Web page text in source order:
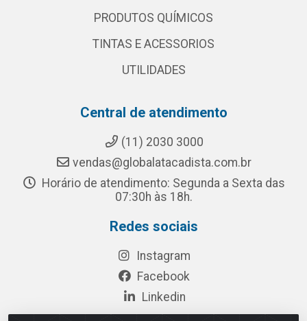
PRODUTOS QUÍMICOS
TINTAS E ACESSORIOS
UTILIDADES
Central de atendimento
(11) 2030 3000
vendas@globalatacadista.com.br
Horário de atendimento: Segunda a Sexta das
07:30h às 18h.
Redes sociais
Instagram
Facebook
Linkedin